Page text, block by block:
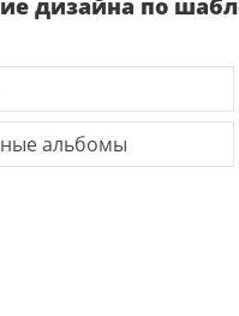
дизайна по
альбомы